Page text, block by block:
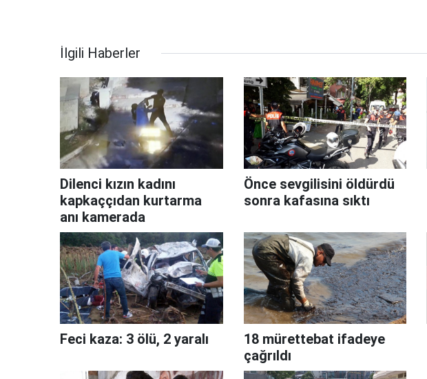
İlgili Haberler
Dilenci kızın kadını
kapkaççıdan kurtarma
anı kamerada
Önce sevgilisini öldürdü
sonra kafasına sıktı
Feci kaza: 3 ölü, 2 yaralı
18 mürettebat ifadeye
çağrıldı